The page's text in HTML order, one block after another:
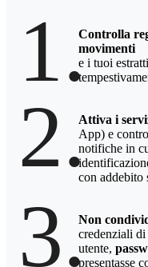
1.Controlla
movimenti
e i tuoi
2.Attiva i
App) e
notifiche in
con addebito
3.Non
credenziali di
utente,
presentasse